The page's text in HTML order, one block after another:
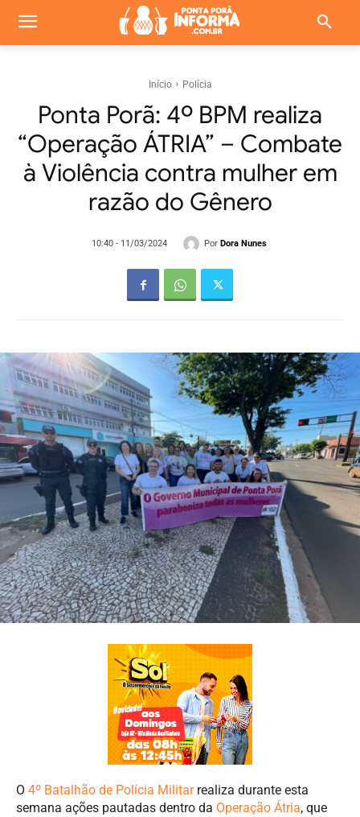
Início Polícia
Ponta Porã: 4º BPM realiza
“Operação ÁTRIA” – Combate
à Violência contra mulher em
razão do Gênero
10:40 - 11/03/2024 Por Dora Nunes
O 4º Batalhão de Polícia Militarrealiza durante esta
semana ações pautadas dentro da Operação Átria, que